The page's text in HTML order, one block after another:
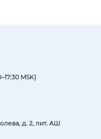
MSK)
д. 2, лит. АШ